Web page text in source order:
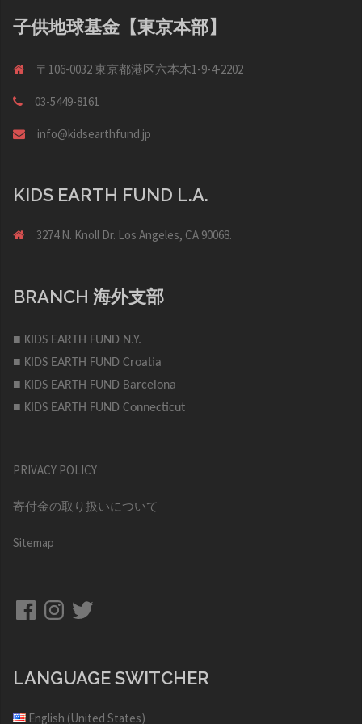
子供地球基金【東京本部】
〒106-0032 東京都港区六本木1-9-4-2202
03-5449-8161
info@kidsearthfund.jp
KIDS EARTH FUND L.A.
3274 N. Knoll Dr. Los Angeles, CA 90068.
BRANCH 海外支部
■ KIDS EARTH FUND N.Y.
■ KIDS EARTH FUND Croatia
■ KIDS EARTH FUND Barcelona
■ KIDS EARTH FUND Connecticut
PRIVACY POLICY
寄付金の取り扱いについて
Sitemap
FacebookInstagram
Twitter
LANGUAGE SWITCHER
English (United States)